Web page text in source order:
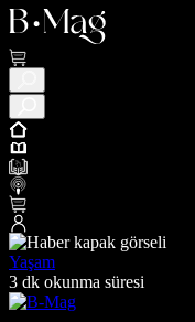
Yaşam
3 dk okunma süresi